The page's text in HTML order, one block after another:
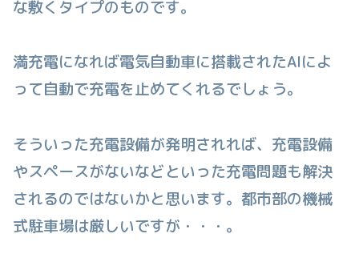
な敷くタイプのものです。
満充電になれば電気自動車に搭載されたAIによ
って自動で充電を止めてくれるでしょう。
そういった充電設備が発明されれば、充電設備
やスペースがないなどといった充電問題も解決
されるのではないかと思います。都市部の機械
式駐車場は厳しいですが・・・。